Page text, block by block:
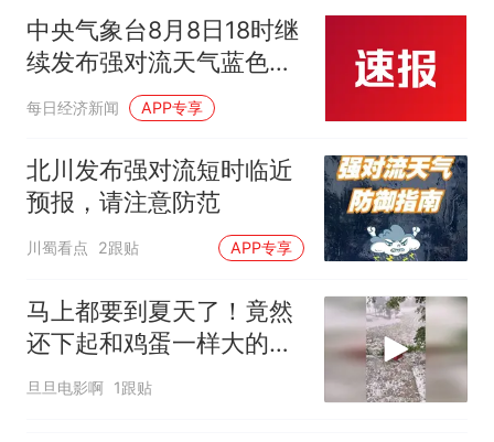
核查
搜，网友：天塌了！
热
那个在床头放菜刀的女孩，
因老师一句“跟我回家”改写了
人生
中央气象台8月8日18时继
续发布强对流天气蓝色预
每日经济新闻 APP专享
北川发布强对流短时临近
预报，请注意防范
川蜀看点 2跟贴 APP专享
马上都要到夏天了！竟然
还下起和鸡蛋一样大的冰
雹！
旦旦电影啊 1跟贴